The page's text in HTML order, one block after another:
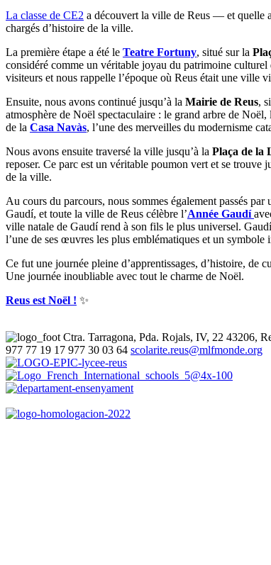
La classe de CE2 a découvert la ville de Reus — et quelle
chargés d’histoire de la ville.
La première étape a été le Teatre Fortuny, situé sur la
considéré comme un véritable joyau du patrimoine culturel
visiteurs et nous rappelle l’époque où Reus était une ville
Ensuite, nous avons continué jusqu’à la Mairie de Reus,
atmosphère de Noël spectaculaire : le grand arbre de
de la Casa Navàs, l’une des merveilles du modernisme
Nous avons ensuite traversé la ville jusqu’à la Plaça de la
reposer. Ce parc est un véritable poumon vert et se trouve
de la ville.
Au cours du parcours, nous sommes également passés par
Gaudí, et toute la ville de Reus célèbre l’Année Gaudí
ville natale de Gaudí rend à son fils le plus universel.
l’une de ses œuvres les plus emblématiques et un symbole
Ce fut une journée pleine d’apprentissages, d’histoire, de
Une journée inoubliable avec tout le charme de Noël.
Reus est Noël ! ✨
Ctra. Tarragona, Pda. Rojals, IV, 22 43206,
977 77 19 17 977 30 03 64 scolarite.reus@mlfmonde.org